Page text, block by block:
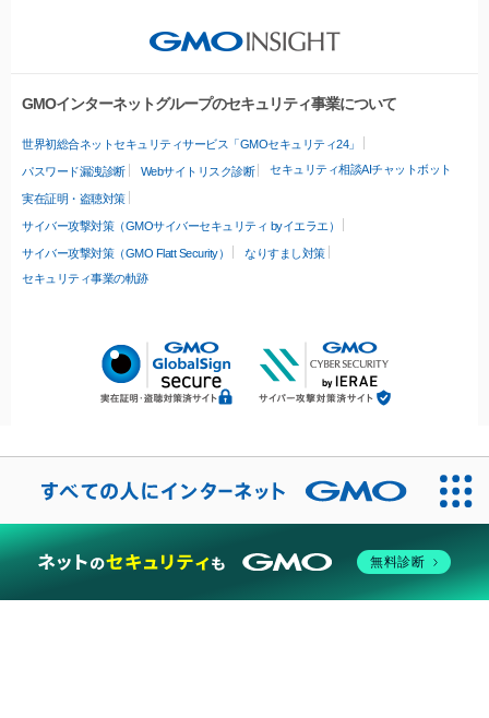
GMOインターネットグループのセキュリティ事業について
世界初総合ネットセキュリティサービス「GMOセキュリティ24」
パスワード漏洩診断 Webサイトリスク診断 セキュリティ相談AIチャットボット
実在証明・盗聴対策
サイバー攻撃対策（GMOサイバーセキュリティ byイエラエ）
サイバー攻撃対策（GMO Flatt Security）
なりすまし対策
セキュリティ事業の軌跡
無料診断